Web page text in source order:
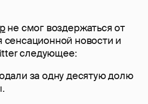
не смог воздержаться от
новости и
следующее:
за одну десятую долю